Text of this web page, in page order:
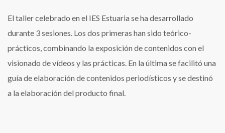
El taller celebrado en el IES Estuaria se ha desarrollado
durante 3 sesiones. Los dos primeras han sido teórico-
prácticos, combinando la exposición de contenidos con el
visionado de vídeos y las prácticas. En la última se facilitó una
guía de elaboración de contenidos periodísticos y se destinó
a la elaboración del producto final.